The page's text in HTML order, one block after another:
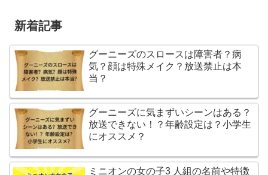
新着記事
グーニーズのスロースは障害者？病
気？顔は特殊メイク？放送禁止は本
当？
グーニーズに気まずいシーンはある？
放送できない！？年齢設定は？小学生
にオススメ？
ミニオンの女の子3 人組の名前や特徴